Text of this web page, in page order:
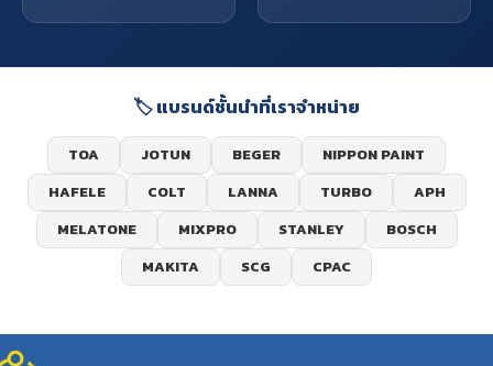
🏷️ แบรนด์ชั้นนำที่เราจำหน่าย
TOA JOTUN BEGER
NIPPON PAINT
HAFELE
COLT LANNA TURBO
APH
MELATONE
MIXPRO STANLEY
BOSCH
MAKITA
SCG CPAC